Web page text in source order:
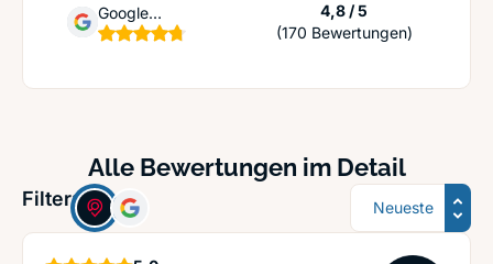
Google
Unternehmensprofil
4,8 / 5
(170 Bewertungen)
Alle Bewertungen im Detail
Filter: Sortierung